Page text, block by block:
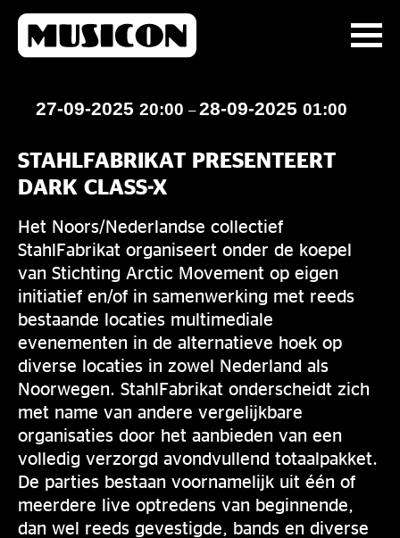
27-09-2025 20:00 –28-09-2025 01:00
STAHLFABRIKAT PRESENTEERT
DARK CLASS-X
Het Noors/Nederlandse collectief
StahlFabrikat organiseert onder de koepel
van Stichting Arctic Movement op eigen
initiatief en/of in samenwerking met reeds
bestaande locaties multimediale
evenementen in de alternatieve hoek op
diverse locaties in zowel Nederland als
Noorwegen. StahlFabrikat onderscheidt zich
met name van andere vergelijkbare
organisaties door het aanbieden van een
volledig verzorgd avondvullend totaalpakket.
De parties bestaan voornamelijk uit één of
meerdere live optredens van beginnende,
dan wel reeds gevestigde, bands en diverse